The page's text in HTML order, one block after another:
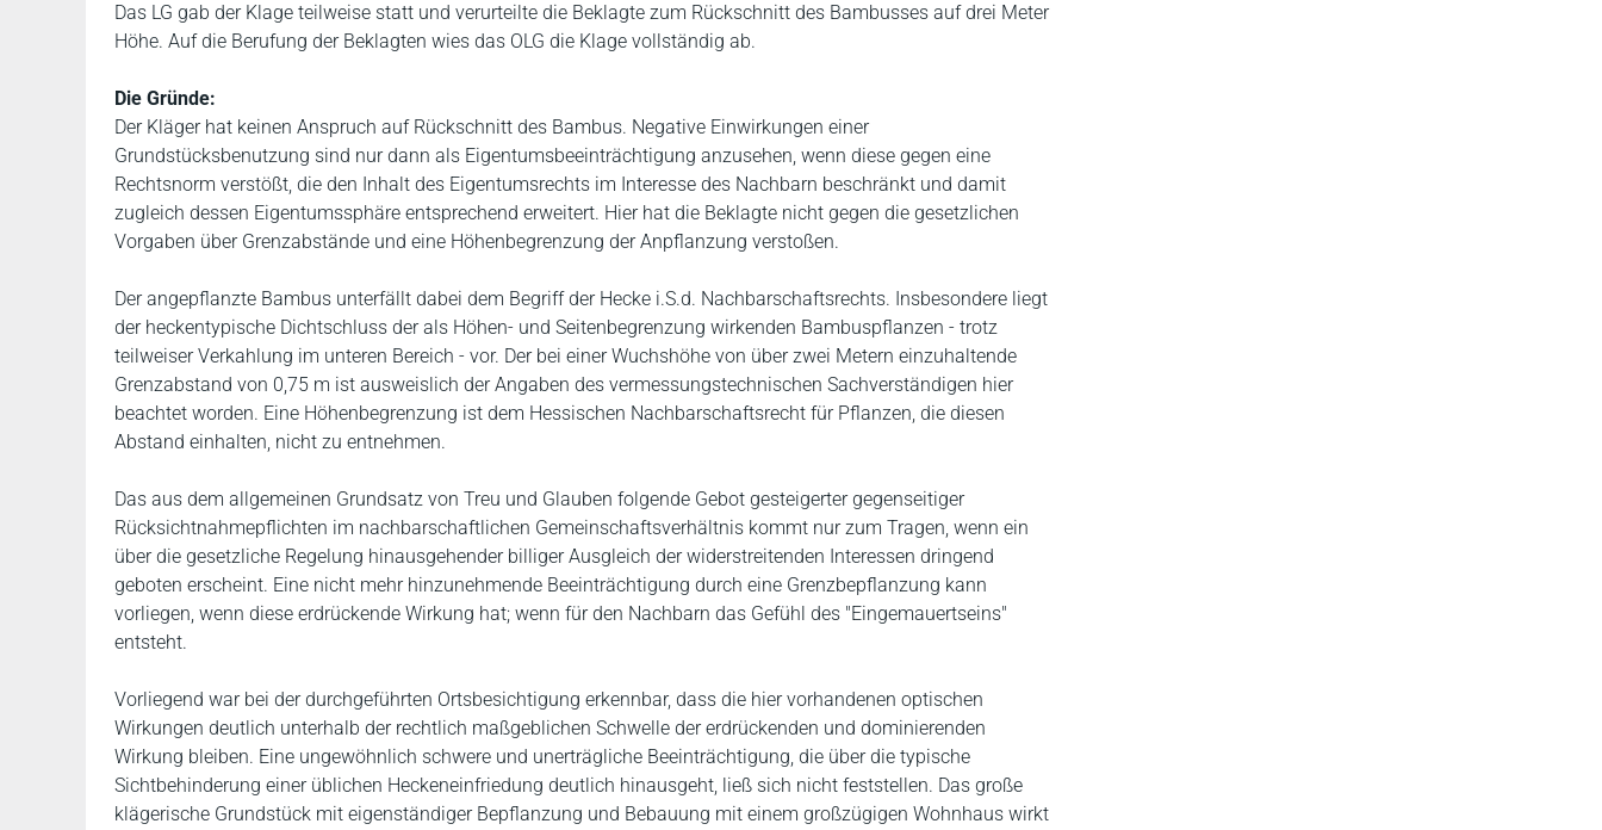
Das LG gab der Klage teilweise statt und verurteilte die Beklagte zum Rückschnitt des Bambusses auf drei Meter
Höhe. Auf die Berufung der Beklagten wies das OLG die Klage vollständig ab.
Die Gründe:
Der Kläger hat keinen Anspruch auf Rückschnitt des Bambus. Negative Einwirkungen einer
Grundstücksbenutzung sind nur dann als Eigentumsbeeinträchtigung anzusehen, wenn diese gegen eine
Rechtsnorm verstößt, die den Inhalt des Eigentumsrechts im Interesse des Nachbarn beschränkt und damit
zugleich dessen Eigentumssphäre entsprechend erweitert. Hier hat die Beklagte nicht gegen die gesetzlichen
Vorgaben über Grenzabstände und eine Höhenbegrenzung der Anpflanzung verstoßen.
Der angepflanzte Bambus unterfällt dabei dem Begriff der Hecke i.S.d. Nachbarschaftsrechts. Insbesondere liegt
der heckentypische Dichtschluss der als Höhen- und Seitenbegrenzung wirkenden Bambuspflanzen - trotz
teilweiser Verkahlung im unteren Bereich - vor. Der bei einer Wuchshöhe von über zwei Metern einzuhaltende
Grenzabstand von 0,75 m ist ausweislich der Angaben des vermessungstechnischen Sachverständigen hier
beachtet worden. Eine Höhenbegrenzung ist dem Hessischen Nachbarschaftsrecht für Pflanzen, die diesen
Abstand einhalten, nicht zu entnehmen.
Das aus dem allgemeinen Grundsatz von Treu und Glauben folgende Gebot gesteigerter gegenseitiger
Rücksichtnahmepflichten im nachbarschaftlichen Gemeinschaftsverhältnis kommt nur zum Tragen, wenn ein
über die gesetzliche Regelung hinausgehender billiger Ausgleich der widerstreitenden Interessen dringend
geboten erscheint. Eine nicht mehr hinzunehmende Beeinträchtigung durch eine Grenzbepflanzung kann
vorliegen, wenn diese erdrückende Wirkung hat; wenn für den Nachbarn das Gefühl des "Eingemauertseins"
entsteht.
Vorliegend war bei der durchgeführten Ortsbesichtigung erkennbar, dass die hier vorhandenen optischen
Wirkungen deutlich unterhalb der rechtlich maßgeblichen Schwelle der erdrückenden und dominierenden
Wirkung bleiben. Eine ungewöhnlich schwere und unerträgliche Beeinträchtigung, die über die typische
Sichtbehinderung einer üblichen Heckeneinfriedung deutlich hinausgeht, ließ sich nicht feststellen. Das große
klägerische Grundstück mit eigenständiger Bepflanzung und Bebauung mit einem großzügigen Wohnhaus wirkt